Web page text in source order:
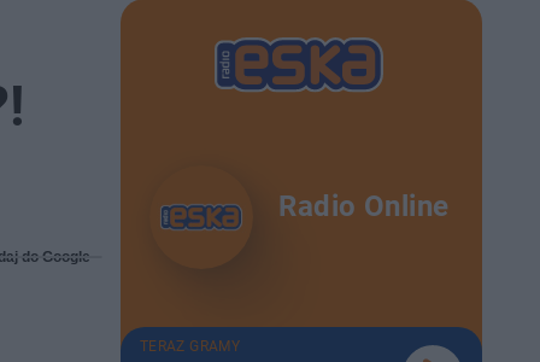
do Google
Radio Online
TERAZ GRAMY